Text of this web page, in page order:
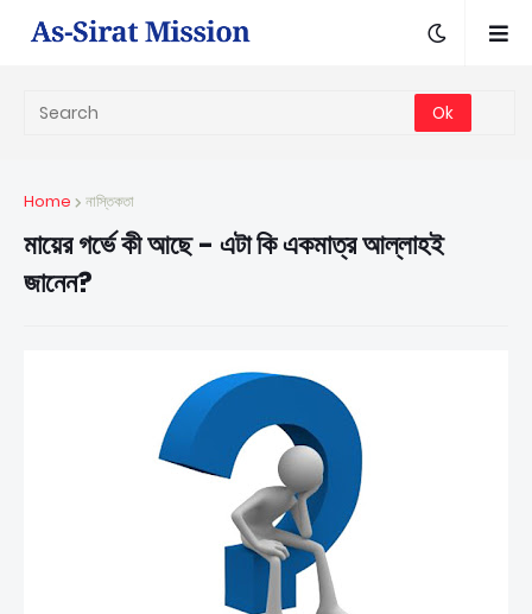
Home নাস্তিকতা
মায়ের গর্ভে কী আছে - এটা কি একমাত্র আল্লাহই
জানেন?